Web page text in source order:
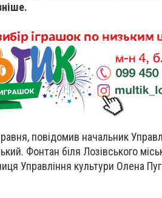
повідомив начальник
Фонтан біля Лозівського
Управління культури Олена